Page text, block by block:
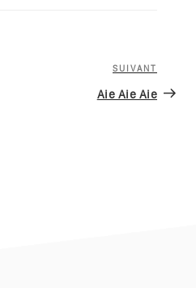
Article
SUIVANT
Aie Aie Aie